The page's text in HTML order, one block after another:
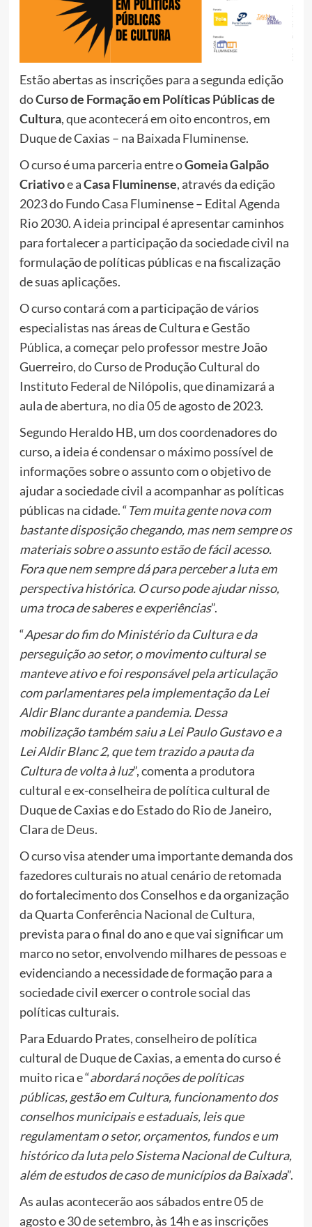
Estão abertas as inscrições para a segunda edição
doCurso de Formação em Políticas Públicas de
Cultura, que acontecerá em oito encontros, em
Duque de Caxias – na Baixada Fluminense.
O curso é uma parceria entre oGomeia Galpão
Criativoe aCasa Fluminense, através da edição
2023 do Fundo Casa Fluminense – Edital Agenda
Rio 2030. A ideia principal é apresentar caminhos
para fortalecer a participação da sociedade civil na
formulação de políticas públicas e na fiscalização
de suas aplicações.
O curso contará com a participação de vários
especialistas nas áreas de Cultura e Gestão
Pública, a começar pelo professor mestre João
Guerreiro, do Curso de Produção Cultural do
Instituto Federal de Nilópolis, que dinamizará a
aula de abertura, no dia 05 de agosto de 2023.
Segundo Heraldo HB, um dos coordenadores do
curso, a ideia é condensar o máximo possível de
informações sobre o assunto com o objetivo de
ajudar a sociedade civil a acompanhar as políticas
públicas na cidade. “Tem muita gente nova com
bastante disposição chegando, mas nem sempre os
materiais sobre o assunto estão de fácil acesso.
Fora que nem sempre dá para perceber a luta em
perspectiva histórica. O curso pode ajudar nisso,
uma troca de saberes e experiências”.
“Apesar do fim do Ministério da Cultura e da
perseguição ao setor, o movimento cultural se
manteve ativo e foi responsável pela articulação
com parlamentares pela implementação da Lei
Aldir Blanc durante a pandemia. Dessa
mobilização também saiu a Lei Paulo Gustavo e a
Lei Aldir Blanc 2, que tem trazido a pauta da
Cultura de volta à luz”, comenta a produtora
cultural e ex-conselheira de política cultural de
Duque de Caxias e do Estado do Rio de Janeiro,
Clara de Deus.
O curso visa atender uma importante demanda dos
fazedores culturais no atual cenário de retomada
do fortalecimento dos Conselhos e da organização
da Quarta Conferência Nacional de Cultura,
prevista para o final do ano e que vai significar um
marco no setor, envolvendo milhares de pessoas e
evidenciando a necessidade de formação para a
sociedade civil exercer o controle social das
políticas culturais.
Para Eduardo Prates, conselheiro de política
cultural de Duque de Caxias, a ementa do curso é
muito rica e “abordará noções de políticas
públicas, gestão em Cultura, funcionamento dos
conselhos municipais e estaduais, leis que
regulamentam o setor, orçamentos, fundos e um
histórico da luta pelo Sistema Nacional de Cultura,
além de estudos de caso de municípios da Baixada”.
As aulas acontecerão aos sábados entre 05 de
agosto e 30 de setembro, às 14h e as inscrições